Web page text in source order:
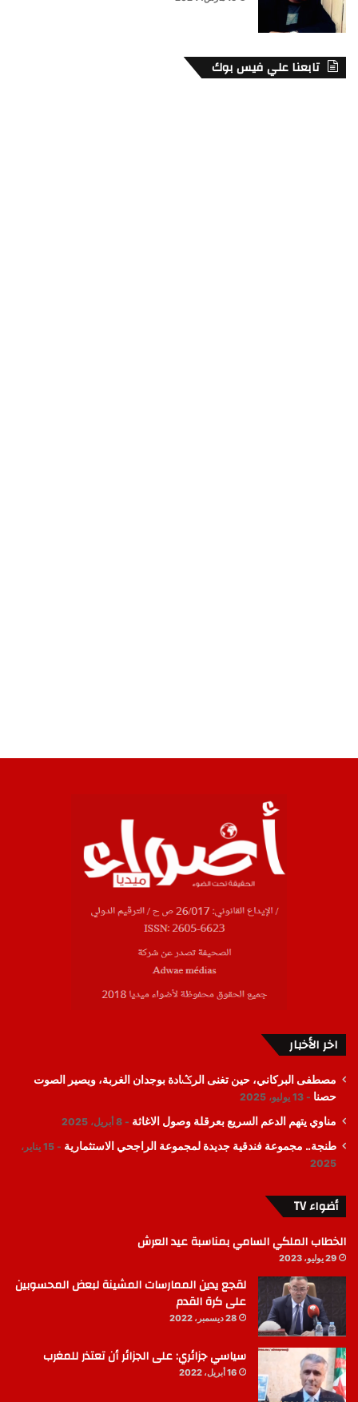
تابعنا علي فيس بوك
اخر الأخبار
مصطفى البركاني، حين تغنى الرݣادة بوجدان الغربة، ويصير الصوت
حصنا
13 يوليو، 2025
مناوي يتهم الدعم السريع بعرقلة وصول الاغاثة 8 أبريل، 2025
طنجة.. مجموعة فندقية جديدة لمجموعة الراجحي الاستثمارية
15 يناير،
2025
أضواء TV
الخطاب الملكي السامي بمناسبة عيد العرش
29 يوليو، 2023
لقجع يدين الممارسات المشينة لبعض المحسوبين
على كرة القدم
28 ديسمبر، 2022
سياسي جزائري: على الجزائر أن تعتذر للمغرب
16 أبريل، 2022